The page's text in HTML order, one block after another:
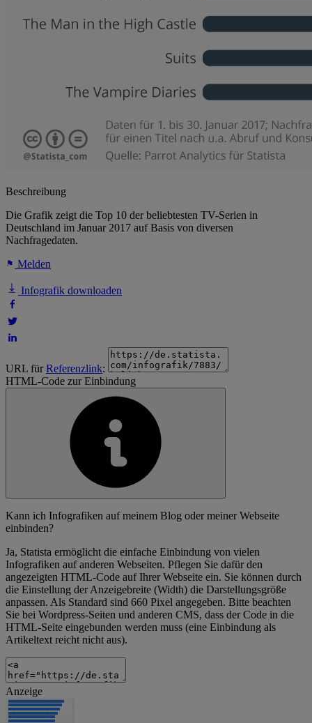
Beschreibung
Die Grafik zeigt die Top 10 der beliebtesten TV-Serien in
Deutschland im Januar 2017 auf Basis von diversen
Nachfragedaten.
Melden
Infografik downloaden
URL fürReferenzlink:
HTML-Code zur Einbindung
Kann ich Infografiken auf meinem Blog oder meiner Webseite
einbinden?
Ja, Statista ermöglicht die einfache Einbindung von vielen
Infografiken auf anderen Webseiten. Pflegen Sie dafür den
angezeigten HTML-Code auf Ihrer Webseite ein. Sie können durch
die Einstellung der Anzeigebreite (Width) die Darstellungsgröße
anpassen. Als Standard sind 660 Pixel angegeben. Bitte beachten
Sie bei Wordpress-Seiten und anderen CMS, dass der Code in die
HTML-Seite eingebunden werden muss (eine Einbindung als
Artikeltext reicht nicht aus).
Anzeige